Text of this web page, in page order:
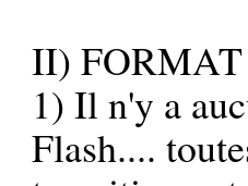
II)
1) Il n'y a
Flash....